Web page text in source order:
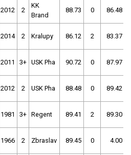
2012 2
KK
Brand
88.73 0 86.48
2014 2 Kralupy 86.12 2 83.37
2011 3+ USK Pha 90.72 0 87.97
2012 2 USK Pha 88.48 0 89.42
1981 3+ Regent 89.41 2 89.30
1966 2 Zbraslav 89.45 0 4.00